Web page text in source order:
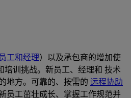
工和经理）以及承包商的增加使
培训挑战。新员工、经理和 技术
地方。可靠的、按需的 远程协助
员工茁壮成长、掌握工作规范并